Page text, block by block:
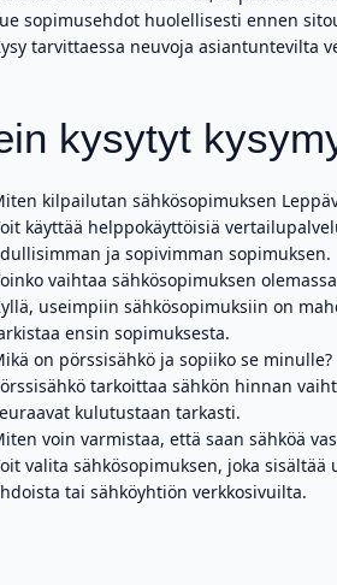
sopimusehdot huolellisesti ennen
tarvittaessa neuvoja asiantuntevilta
kysytyt
kilpailutan sähkösopimuksen
käyttää helppokäyttöisiä
ja sopivimman sopimuksen.
vaihtaa sähkösopimuksen
useimpiin sähkösopimuksiin on
ensin sopimuksesta.
on pörssisähkö ja sopiiko se minulle?
tarkoittaa sähkön hinnan
kulutustaan tarkasti.
voin varmistaa, että saan sähköä
valita sähkösopimuksen, joka
tai sähköyhtiön verkkosivuilta.